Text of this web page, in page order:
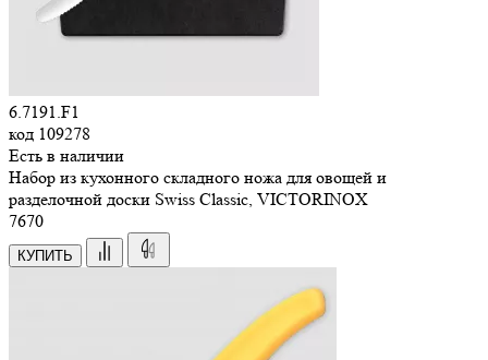
6.7191.F1
код 109278
Есть в наличии
Набор из кухонного складного ножа для овощей и
разделочной доски Swiss Classic, VICTORINOX
7670
КУПИТЬ